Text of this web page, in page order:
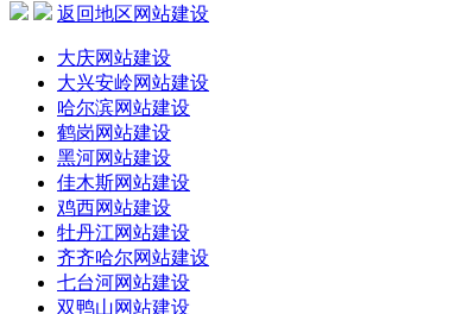
返回地区网站建设
大庆网站建设
大兴安岭网站建设
哈尔滨网站建设
鹤岗网站建设
黑河网站建设
佳木斯网站建设
鸡西网站建设
牡丹江网站建设
齐齐哈尔网站建设
七台河网站建设
双鸭山网站建设